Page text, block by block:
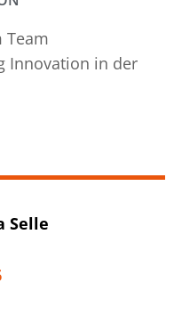
Team
Innovation in der
Selle